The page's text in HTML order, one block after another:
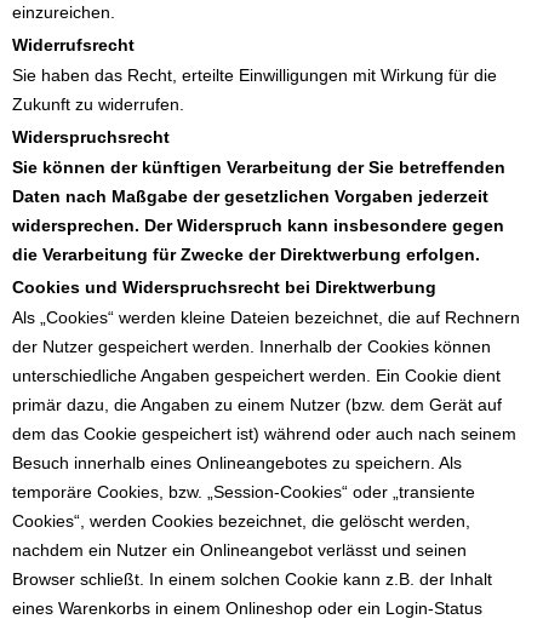
einzureichen.
Widerrufsrecht
Sie haben das Recht, erteilte Einwilligungen mit Wirkung für die
Zukunft zu widerrufen.
Widerspruchsrecht
Sie können der künftigen Verarbeitung der Sie betreffenden
Daten nach Maßgabe der gesetzlichen Vorgaben jederzeit
widersprechen. Der Widerspruch kann insbesondere gegen
die Verarbeitung für Zwecke der Direktwerbung erfolgen.
Cookies und Widerspruchsrecht bei Direktwerbung
Als „Cookies“ werden kleine Dateien bezeichnet, die auf Rechnern
der Nutzer gespeichert werden. Innerhalb der Cookies können
unterschiedliche Angaben gespeichert werden. Ein Cookie dient
primär dazu, die Angaben zu einem Nutzer (bzw. dem Gerät auf
dem das Cookie gespeichert ist) während oder auch nach seinem
Besuch innerhalb eines Onlineangebotes zu speichern. Als
temporäre Cookies, bzw. „Session-Cookies“ oder „transiente
Cookies“, werden Cookies bezeichnet, die gelöscht werden,
nachdem ein Nutzer ein Onlineangebot verlässt und seinen
Browser schließt. In einem solchen Cookie kann z.B. der Inhalt
eines Warenkorbs in einem Onlineshop oder ein Login-Status